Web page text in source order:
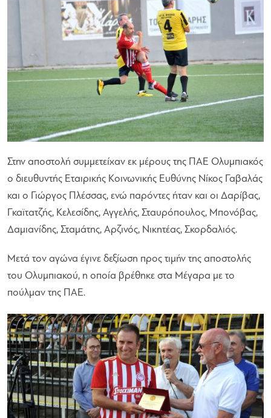
Στην αποστολή συμμετείχαν εκ μέρους της ΠΑΕ Ολυμπιακός
ο διευθυντής Εταιρικής Κοινωνικής Ευθύνης Νίκος Γαβαλάς
και ο Γιώργος Πλέσσας, ενώ παρόντες ήταν και οι Δαρίβας,
Γκαϊτατζής, Κελεσίδης, Αγγελής, Σταυρόπουλος, Μπονόβας,
Δαμιανίδης, Σταμάτης, Αρζινός, Νικητέας, Σκορδαλιός.
Μετά τον αγώνα έγινε δεξίωση προς τιμήν της αποστολής
του Ολυμπιακού, η οποία βρέθηκε στα Μέγαρα με το
πούλμαν της ΠΑΕ.